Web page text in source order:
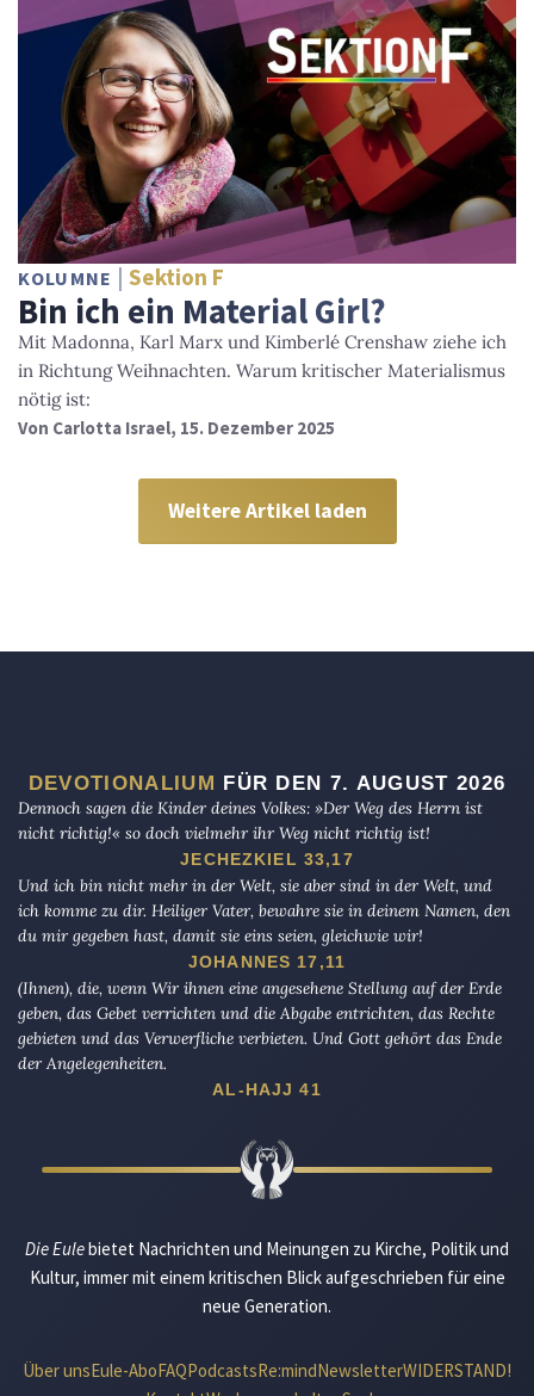
KOLUMNE Sektion F
Bin ich ein Material Girl?
Mit Madonna, Karl Marx und Kimberlé Crenshaw ziehe ich
in Richtung Weihnachten. Warum kritischer Materialismus
nötig ist:
Von Carlotta Israel, 15. Dezember 2025
Weitere Artikel laden
DEVOTIONALIUM FÜR DEN 7. AUGUST 2026
Dennoch sagen die Kinder deines Volkes: »Der Weg des Herrn ist
nicht richtig!« so doch vielmehr ihr Weg nicht richtig ist!
JECHEZKIEL 33,17
Und ich bin nicht mehr in der Welt, sie aber sind in der Welt, und
ich komme zu dir. Heiliger Vater, bewahre sie in deinem Namen, den
du mir gegeben hast, damit sie eins seien, gleichwie wir!
JOHANNES 17,11
(Ihnen), die, wenn Wir ihnen eine angesehene Stellung auf der Erde
geben, das Gebet verrichten und die Abgabe entrichten, das Rechte
gebieten und das Verwerfliche verbieten. Und Gott gehört das Ende
der Angelegenheiten.
AL-HAJJ 41
Die Eulebietet Nachrichten und Meinungen zu Kirche, Politik und
Kultur, immer mit einem kritischen Blick aufgeschrieben für eine
neue Generation.
Über unsEule-AboFAQPodcastsRe:mindNewsletterWIDERSTAND!